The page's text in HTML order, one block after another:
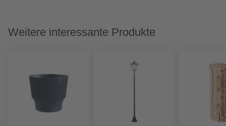
Weitere interessante Produkte